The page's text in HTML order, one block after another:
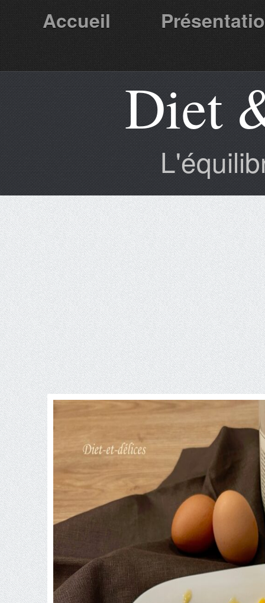
Accueil
Partenaires Diet